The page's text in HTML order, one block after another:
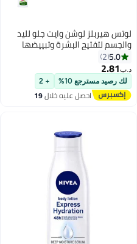
لوتس هيربلز لوشن وايت جلو لليد
والجسم لتفتيح البشرة وتبييضها
300ملليلتر5.0
2
د.ب‏2.81
لك رصيد مسترجع 10% + 2
احصل عليه خلال19